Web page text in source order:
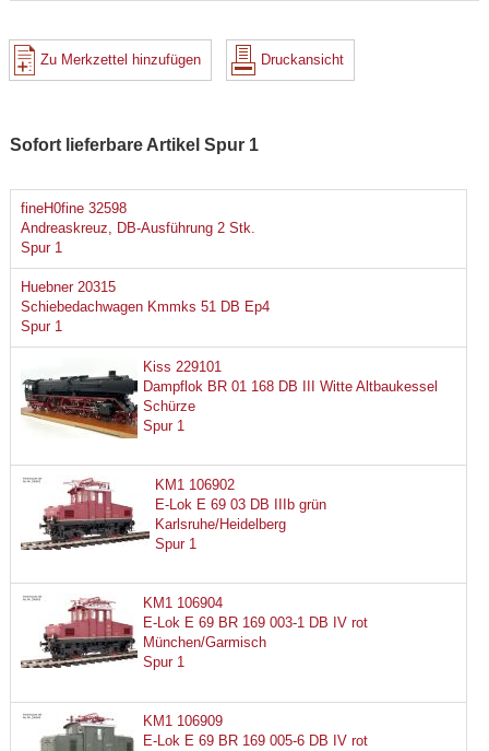
Zu Merkzettel hinzufügen Druckansicht
Sofort lieferbare Artikel Spur 1
fineH0fine 32598
Andreaskreuz, DB-Ausführung 2 Stk.
Spur 1
Huebner 20315
Schiebedachwagen Kmmks 51 DB Ep4
Spur 1
Kiss 229101
Dampflok BR 01 168 DB III Witte Altbaukessel
Schürze
Spur 1
KM1 106902
E-Lok E 69 03 DB IIIb grün
Karlsruhe/Heidelberg
Spur 1
KM1 106904
E-Lok E 69 BR 169 003-1 DB IV rot
München/Garmisch
Spur 1
KM1 106909
E-Lok E 69 BR 169 005-6 DB IV rot